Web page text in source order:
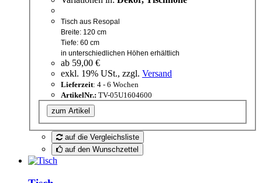
Tisch aus Resopal
Breite: 120 cm
Tiefe: 60 cm
in unterschiedlichen Höhen erhältlich
ab 59,00 €
exkl. 19% USt., zzgl. Versand
Lieferzeit: 4 - 6 Wochen
ArtikelNr.: TV-05U1604600
zum Artikel
auf die Vergleichsliste
auf den Wunschzettel